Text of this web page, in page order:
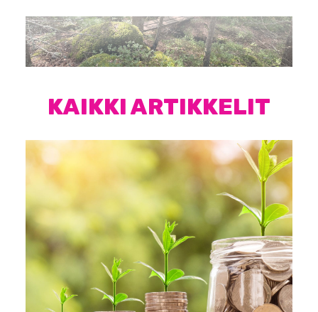
KAIKKI ARTIKKELIT